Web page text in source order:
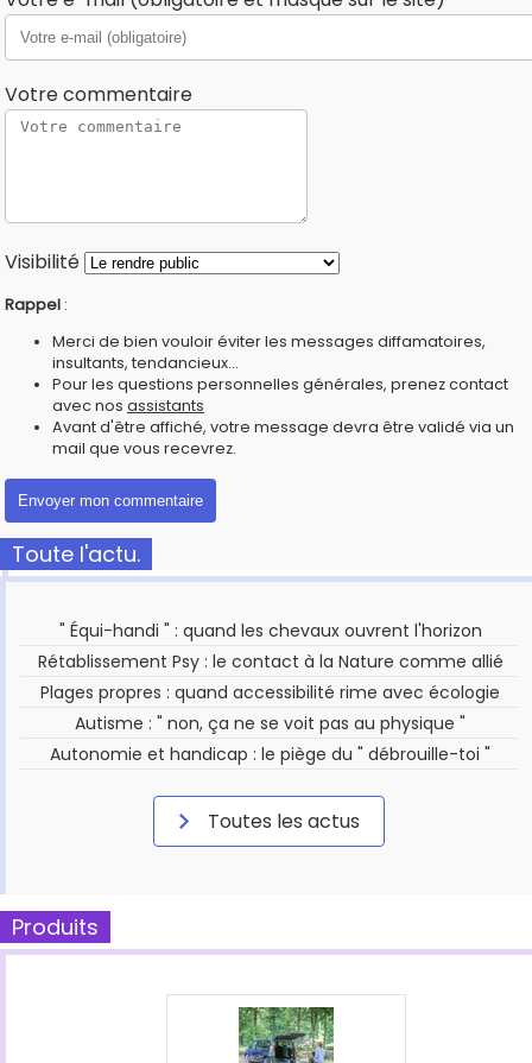
Votre commentaire
Visibilité
Rappel :
Merci de bien vouloir éviter les messages diffamatoires,
insultants, tendancieux...
Pour les questions personnelles générales, prenez contact
avec nos assistants
Avant d'être affiché, votre message devra être validé via un
mail que vous recevrez.
Toute l'actu.
" Équi-handi " : quand les chevaux ouvrent l'horizon
Rétablissement Psy : le contact à la Nature comme allié
Plages propres : quand accessibilité rime avec écologie
Autisme : " non, ça ne se voit pas au physique "
Autonomie et handicap : le piège du " débrouille-toi "
Toutes les actus
Produits